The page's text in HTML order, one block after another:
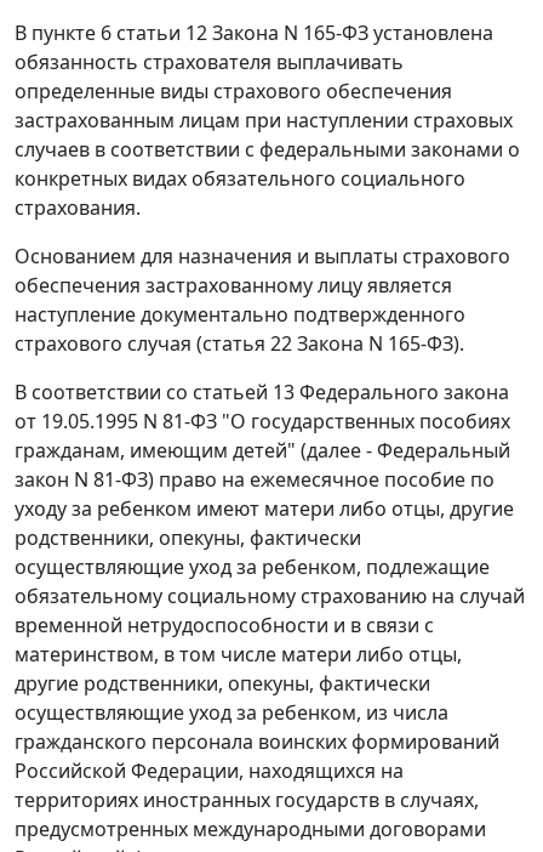
В пункте 6 статьи 12Закона N 165-ФЗ установлена
обязанность страхователя выплачивать
определенные виды страхового обеспечения
застрахованным лицам при наступлении страховых
случаев в соответствии с федеральными законами о
конкретных видах обязательного социального
страхования.
Основанием для назначения и выплаты страхового
обеспечения застрахованному лицу является
наступление документально подтвержденного
страхового случая (статья 22Закона N 165-ФЗ).
В соответствии со статьей 13Федерального закона
от 19.05.1995 N 81-ФЗ "О государственных пособиях
гражданам, имеющим детей" (далее -Федеральный
закон N 81-ФЗ) право на ежемесячное пособие по
уходу за ребенком имеют матери либо отцы, другие
родственники, опекуны, фактически
осуществляющие уход за ребенком, подлежащие
обязательному социальному страхованию на случай
временной нетрудоспособности и в связи с
материнством, в том числе матери либо отцы,
другие родственники, опекуны, фактически
осуществляющие уход за ребенком, из числа
гражданского персонала воинских формирований
Российской Федерации, находящихся на
территориях иностранных государств в случаях,
предусмотренных международными договорами